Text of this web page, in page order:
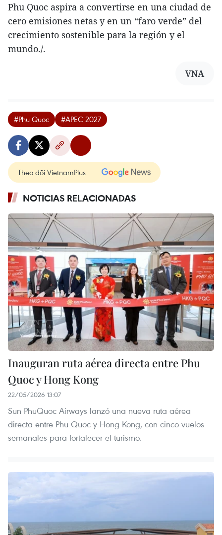
Phu Quoc aspira a convertirse en una ciudad de
cero emisiones netas y en un “faro verde” del
crecimiento sostenible para la región y el
mundo./.
VNA
#Phu Quoc #APEC 2027
Theo dõi VietnamPlus
NOTICIAS RELACIONADAS
Inauguran ruta aérea directa entre Phu
Quoc y Hong Kong
22/05/2026 13:07
Sun PhuQuoc Airways lanzó una nueva ruta aérea
directa entre Phu Quoc y Hong Kong, con cinco vuelos
semanales para fortalecer el turismo.